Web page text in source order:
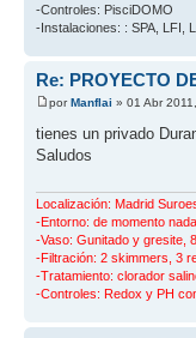
-Controles: PisciDOMO
-Instalaciones: : SPA, LFI,
Re: PROYECTO
porManflai » 01 Abr
tienes un privado
Saludos
Localización: Madrid
-Entorno: de momento
-Vaso: Gunitado y gresite,
-Filtración: 2 skimmers, 3
-Tratamiento: clorador
-Controles: Redox y PH